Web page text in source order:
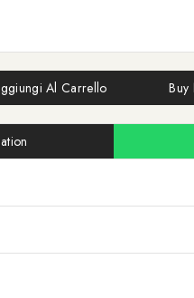
Al Carrello Buy